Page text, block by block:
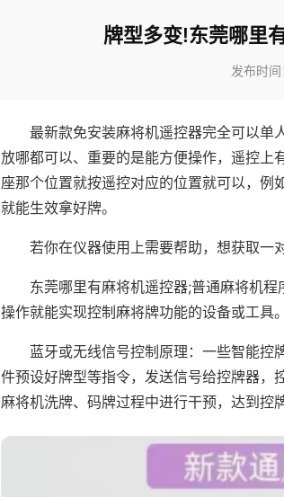
牌型多变!东莞哪里
发布时
最新款免安装麻将机遥控器完全可以单
放哪都可以、重要的是能方便操作，遥控上
座那个位置就按遥控对应的位置就可以，例
就能生效拿好牌。
若你在仪器使用上需要帮助，想获取一
东莞哪里有麻将机遥控器;普通麻将机
操作就能实现控制麻将牌功能的设备或工具。
蓝牙或无线信号控制原理：一些智能控
件预设好牌型等指令，发送信号给控牌器，
麻将机洗牌、码牌过程中进行干预，达到控